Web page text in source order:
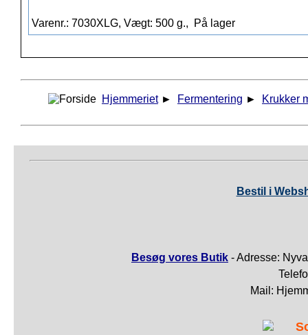
Varenr.: 7030XLG, Vægt: 500 g., På lager
Hjemmeriet ► Fermentering ► Krukker
Bestil i
Besøg vores Butik - Adresse:
Mail: